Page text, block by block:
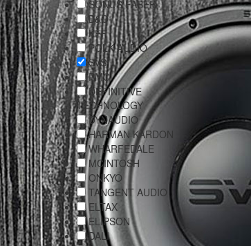
SONUS FABER
B&O
KEF
POLK AUDIO
SVS
PMC
DEFINITIVE
TECHNOLOGY
DYNAUDIO
HARMAN KARDON
WHARFEDALE
MCINTOSH
ONKYO
TANGENT AUDIO
ELTAX
ELIPSON
DALI